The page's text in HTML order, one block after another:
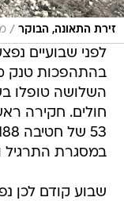
זירת התאונה, הבוקר /
לפני שבועיים
בהתהפכות טנק
השלושה טופלו
חולים. חקירה
במסגרת התרגיל
שבוע קודם לכן